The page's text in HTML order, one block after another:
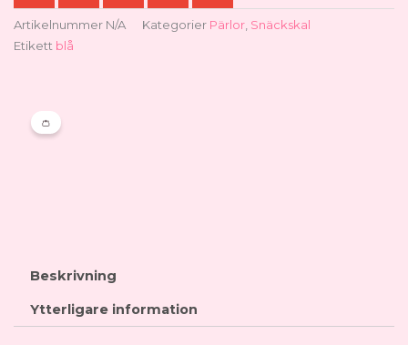
👛
Artikelnummer N/A Kategorier Pärlor, Snäckskal
Etikett blå
Beskrivning
Ytterligare information